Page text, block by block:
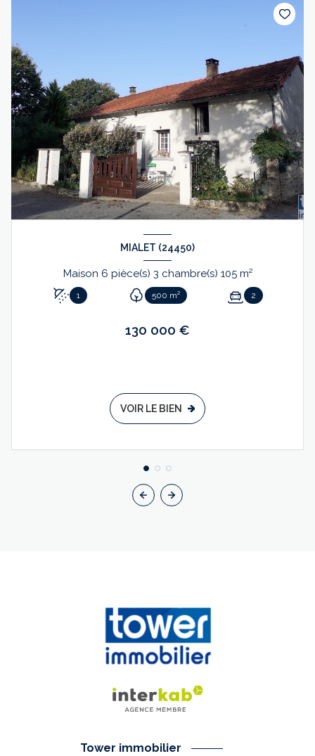
MIALET (24450)
Maison 6 pièce(s) 3 chambre(s) 105 m²
1 500 m² 2
130 000 €
VOIR LE BIEN
Tower immobilier